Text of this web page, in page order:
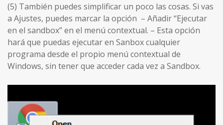
(5) También puedes simplificar un poco las cosas. Si vas
a Ajustes, puedes marcar la opción – Añadir “Ejecutar
en el sandbox” en el menú contextual. – Esta opción
hará que puedas ejecutar en Sanbox cualquier
programa desde el propio menú contextual de
Windows, sin tener que acceder cada vez a Sandbox.